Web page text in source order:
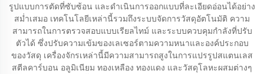
รูปแบบการตัดที่ซับซ้อน และดำเนินการออกแบบที่ละเอียดอ่อนได้อย่าง
สม่ำเสมอ เทคโนโลยีเหล่านี้รวมถึงระบบจัดการวัสดุอัตโนมัติ ความ
สามารถในการตรวจสอบแบบเรียลไทม์ และระบบควบคุมกำลังที่ปรับ
ตัวได้ ซึ่งปรับความเข้มของเลเซอร์ตามความหนาและองค์ประกอบ
ของวัสดุ เครื่องจักรเหล่านี้มีความสามารถสูงในการแปรรูปสแตนเลส
สตีลคาร์บอน อลูมิเนียม ทองเหลือง ทองแดง และวัสดุโลหะผสมต่างๆ